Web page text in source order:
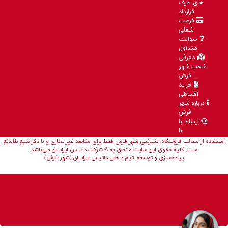
های طرف
قرارداد
فرصت
شغلی
سوالات
متداول
معرفی
شعب شهر
فرش
خرید
اقساطی
درباره شهر
فرش
ارتباط با
ما
استفاده از مطالب فروشگاه اینترنتی شهر فرش فقط برای مقاصد غیر تجاری و با ذکر منبع بلامانع
است. کلیه حقوق این سایت متعلق به © شرکت داتیس ایرانیان می‌باشد.
پیاده‌سازی و توسعه: تیم داخلی داتیس ایرانیان (شهر فرش)